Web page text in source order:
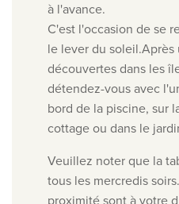
à l'avance.
C'est l'occasion de se
le lever du soleil.Après
découvertes dans les
détendez-vous avec
bord de la piscine, sur
cottage ou dans le
Veuillez noter que la
tous les mercredis
proximité sont à votre